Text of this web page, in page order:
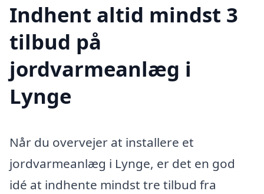
Indhent altid mindst 3
tilbud på
jordvarmeanlæg i
Lynge
Når du overvejer at installere et
jordvarmeanlæg i Lynge, er det en god
idé at indhente mindst tre tilbud fra